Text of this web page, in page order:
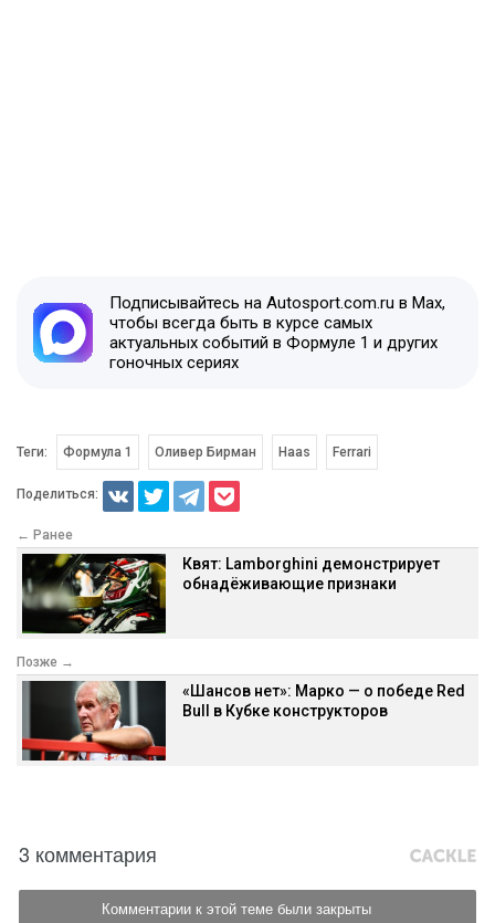
Подписывайтесь на Autosport.com.ru в Max,
чтобы всегда быть в курсе самых
актуальных событий в Формуле 1 и других
гоночных сериях
Теги: Формула 1 Оливер Бирман Haas Ferrari
Поделиться:
← Ранее
Квят: Lamborghini демонстрирует
обнадёживающие признаки
Позже →
«Шансов нет»: Марко — о победе Red
Bull в Кубке конструкторов
3 комментария
Комментарии к этой теме были закрыты